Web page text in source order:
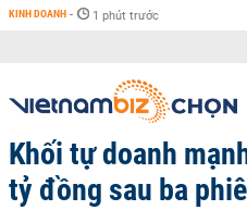
KINH DOANH - 1 phút trước
Khối tự doanh
tỷ đồng sau ba